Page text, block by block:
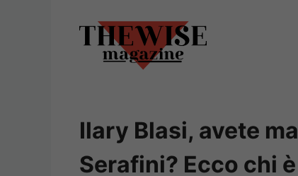
Ilary Blasi, avete
Serafini? Ecco chi